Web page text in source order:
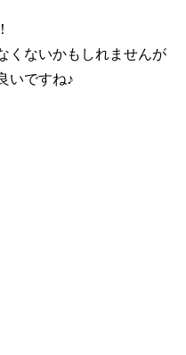
くないかもしれませんが
いですね♪